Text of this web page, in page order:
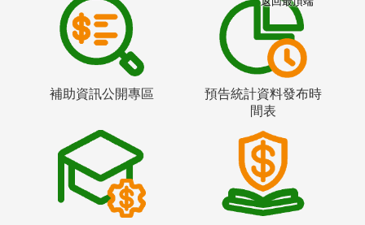
補助資訊公開專區
預告統計資料發布時
間表